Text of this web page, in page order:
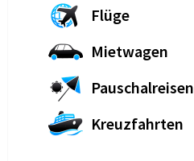
Flüge
Mietwagen
Pauschalreisen
Kreuzfahrten